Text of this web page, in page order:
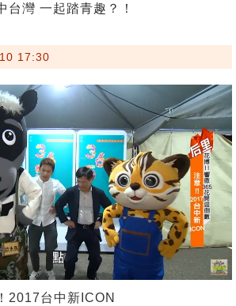
台灣 一起踏青趣？！
17:30
2017台中新ICON